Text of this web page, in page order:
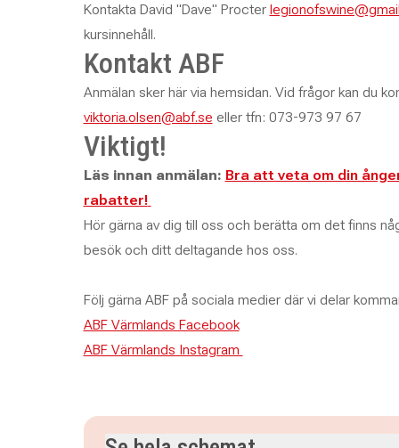
Kontakta David "Dave" Procter
kursinnehåll.
Kontakt ABF
Anmälan sker här via hemsidan. Vid frågor kan du
viktoria.olsen@abf.se eller tfn: 073-973 97 67
Viktigt!
Läs innan anmälan: Bra att veta om din
rabatter!
Hör gärna av dig till oss och berätta om det finns
besök och ditt deltagande hos oss.
Följ gärna ABF på sociala medier där vi delar
ABF Värmlands Facebook
ABF Värmlands Instagram